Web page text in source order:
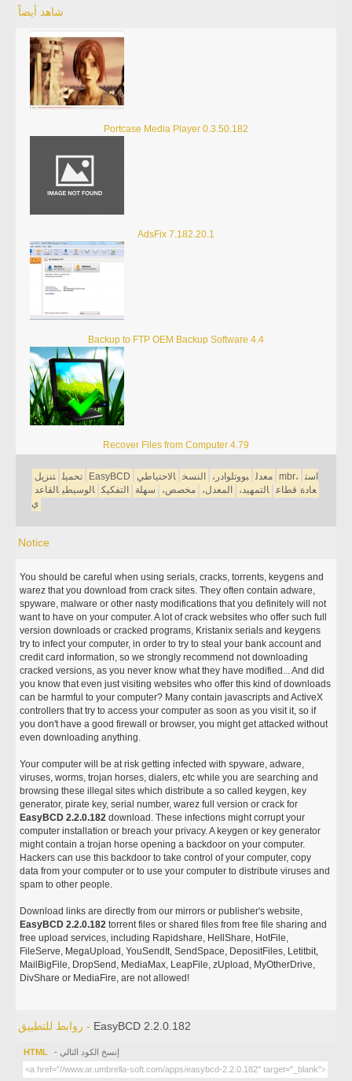
شاهد أيضاً
Portcase Media Player 0.3.50.182
AdsFix 7.182.20.1
Backup to FTP OEM Backup Software 4.4
Recover Files from Computer 4.79
تحميل تنزيل EasyBCD معدل بووتلوادر، النسخ الاحتياطي mbr،
است
عادة قطاع التمهيد، المعدل، مخصص، سهلة التفكيك الوسيطي القاعد
ي
Notice
You should be careful when using serials, cracks, torrents, keygens and
warez that you download from crack sites. They often contain adware,
spyware, malware or other nasty modifications that you definitely will not
want to have on your computer. A lot of crack websites who offer such full
version downloads or cracked programs, Kristanix serials and keygens
try to infect your computer, in order to try to steal your bank account and
credit card information, so we strongly recommend not downloading
cracked versions, as you never know what they have modified... And did
you know that even just visiting websites who offer this kind of downloads
can be harmful to your computer? Many contain javascripts and ActiveX
controllers that try to access your computer as soon as you visit it, so if
you don't have a good firewall or browser, you might get attacked without
even downloading anything.
Your computer will be at risk getting infected with spyware, adware,
viruses, worms, trojan horses, dialers, etc while you are searching and
browsing these illegal sites which distribute a so called keygen, key
generator, pirate key, serial number, warez full version or crack for
EasyBCD 2.2.0.182 download. These infections might corrupt your
computer installation or breach your privacy. A keygen or key generator
might contain a trojan horse opening a backdoor on your computer.
Hackers can use this backdoor to take control of your computer, copy
data from your computer or to use your computer to distribute viruses and
spam to other people.
Download links are directly from our mirrors or publisher's website,
EasyBCD 2.2.0.182 torrent files or shared files from free file sharing and
free upload services, including Rapidshare, HellShare, HotFile,
FileServe, MegaUpload, YouSendIt, SendSpace, DepositFiles, Letitbit,
MailBigFile, DropSend, MediaMax, LeapFile, zUpload, MyOtherDrive,
DivShare or MediaFire, are not allowed!
روابط للتطبيق - EasyBCD 2.2.0.182
HTML - إنسخ الكود التالي